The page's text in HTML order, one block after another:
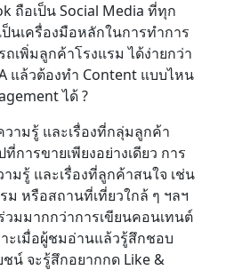
ถือเป็น Social Media ที่ทุก
นเครื่องมือหลักในการทำการ
ถเพิ่มลูกค้าโรงแรม ได้ง่ายกว่า
แล้วต้องทำ Content แบบไหน
ได้ ?
ามรู้ และเรื่องที่กลุ่มลูกค้า
ที่การขายเพียงอย่างเดียว การ
มรู้ และเรื่องที่ลูกค้าสนใจ เช่น
ม หรือสถานที่เที่ยวใกล้ ๆ ฯลฯ
วมมากกว่าการเขียนคอนเทนต์
ะเมื่อผู้ชมอ่านแล้วรู้สึกชอบ
น์ จะรู้สึกอยากกด Like &